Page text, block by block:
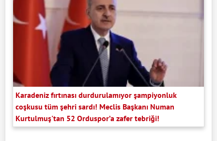
Karadeniz fırtınası durdurulamıyor şampiyonluk
coşkusu tüm şehri sardı! Meclis Başkanı Numan
Kurtulmuş'tan 52 Orduspor’a zafer tebriği!